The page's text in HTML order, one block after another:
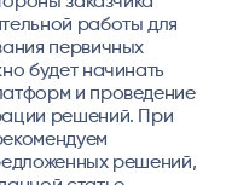
работы для
первичных
будет начинать
и проведение
решений. При
решений,